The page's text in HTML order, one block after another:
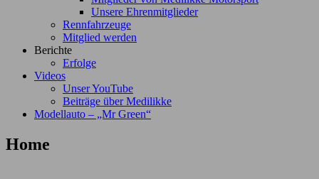
Unsere Ehrenmitglieder
Rennfahrzeuge
Mitglied werden
Berichte
Erfolge
Videos
Unser YouTube
Beiträge über Medilikke
Modellauto – „Mr Green“
Home